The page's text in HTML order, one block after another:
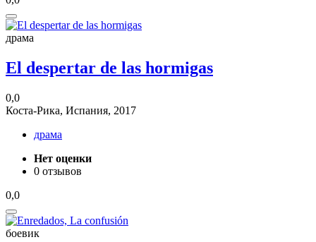
драма
El despertar de las hormigas
0,0
Коста-Рика, Испания, 2017
драма
Нет оценки
0 отзывов
0,0
боевик